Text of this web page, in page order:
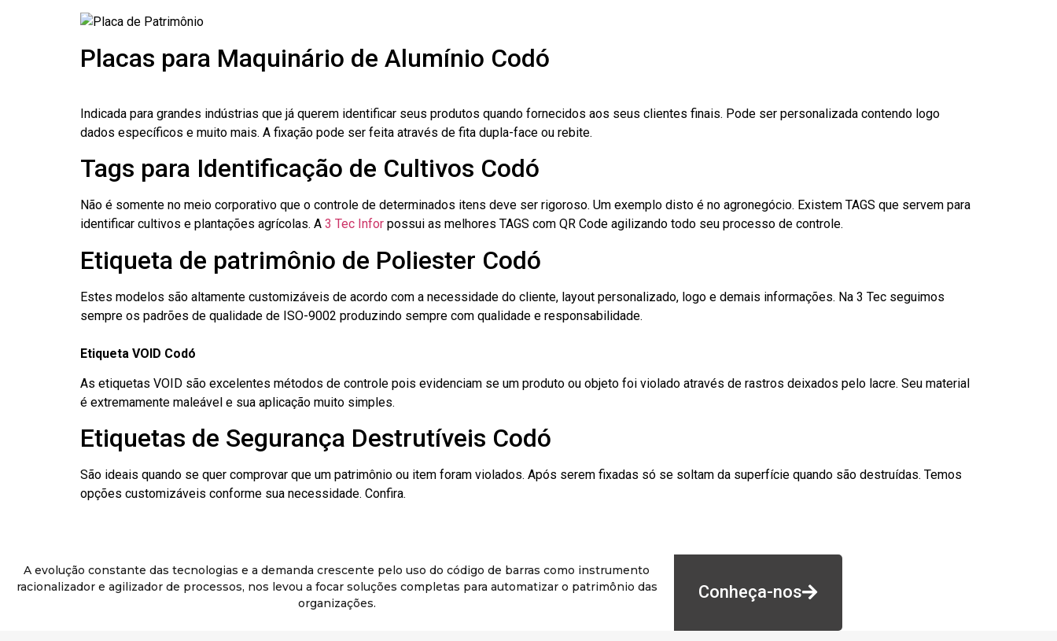
Placas para Maquinário de Alumínio Codó
Indicada para grandes indústrias que já querem identificar seus produtos quando fornecidos aos seus clientes finais. Pode ser personalizada contendo logo
dados específicos e muito mais. A fixação pode ser feita através de fita dupla-face ou rebite.
Tags para Identificação de Cultivos Codó
Não é somente no meio corporativo que o controle de determinados itens deve ser rigoroso. Um exemplo disto é no agronegócio. Existem TAGS que servem para
identificar cultivos e plantações agrícolas. A 3 Tec Infor possui as melhores TAGS com QR Code agilizando todo seu processo de controle.
Etiqueta de patrimônio de Poliester Codó
Estes modelos são altamente customizáveis de acordo com a necessidade do cliente, layout personalizado, logo e demais informações. Na 3 Tec seguimos
sempre os padrões de qualidade de ISO-9002 produzindo sempre com qualidade e responsabilidade.
Etiqueta VOID Codó
As etiquetas VOID são excelentes métodos de controle pois evidenciam se um produto ou objeto foi violado através de rastros deixados pelo lacre. Seu material
é extremamente maleável e sua aplicação muito simples.
Etiquetas de Segurança Destrutíveis Codó
São ideais quando se quer comprovar que um patrimônio ou item foram violados. Após serem fixadas só se soltam da superfície quando são destruídas. Temos
opções customizáveis conforme sua necessidade. Confira.
A evolução constante das tecnologias e a demanda crescente pelo uso do código de barras como instrumento
racionalizador e agilizador de processos, nos levou a focar soluções completas para automatizar o patrimônio das
organizações.
Conheça-nos